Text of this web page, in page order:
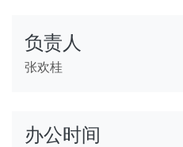
负责人
张欢桂
办公时间